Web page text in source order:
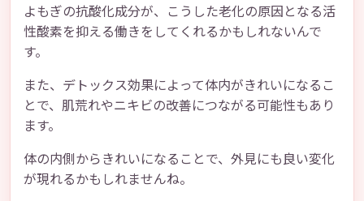
よもぎの抗酸化成分が、こうした老化の原因となる活
性酸素を抑える働きをしてくれるかもしれないんで
す。
また、デトックス効果によって体内がきれいになるこ
とで、肌荒れやニキビの改善につながる可能性もあり
ます。
体の内側からきれいになることで、外見にも良い変化
が現れるかもしれませんね。